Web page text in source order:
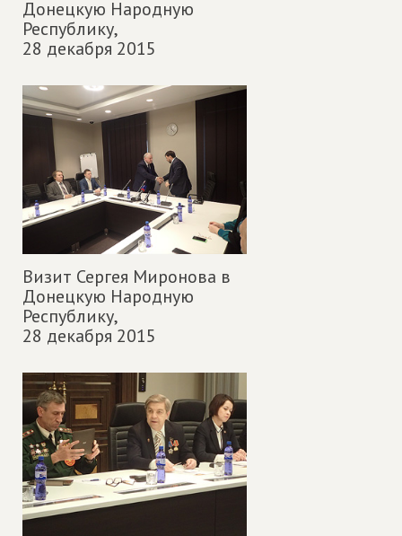
Донецкую Народную
Республику,
28 декабря 2015
Визит Сергея Миронова в
Донецкую Народную
Республику,
28 декабря 2015